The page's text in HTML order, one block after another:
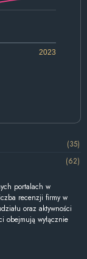
2023
(35)
(62)
portalach w
recenzji firmy w
oraz aktywności
obejmują wyłącznie